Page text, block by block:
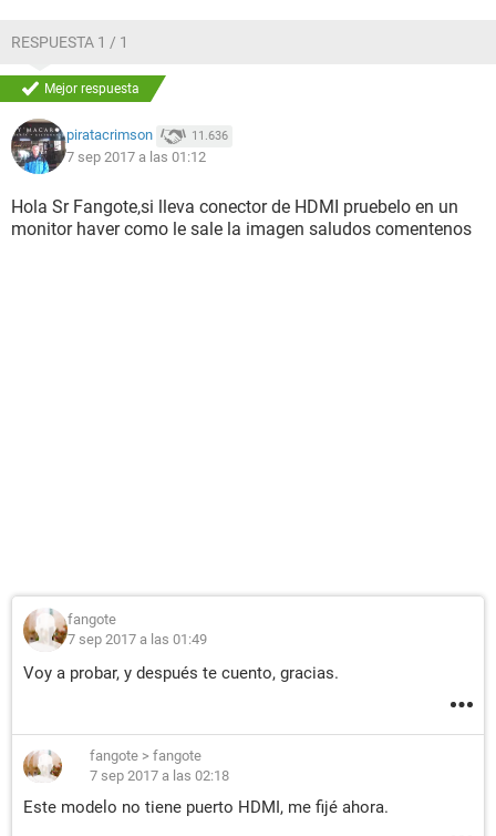
RESPUESTA 1 / 1
Mejor respuesta
piratacrimson 11.636
7 sep 2017 a las 01:12
Hola Sr Fangote,si lleva conector de HDMI pruebelo en un
monitor haver como le sale la imagen saludos comentenos
fangote
7 sep 2017 a las 01:49
Voy a probar, y después te cuento, gracias.
fangote > fangote
7 sep 2017 a las 02:18
Este modelo no tiene puerto HDMI, me fijé ahora.